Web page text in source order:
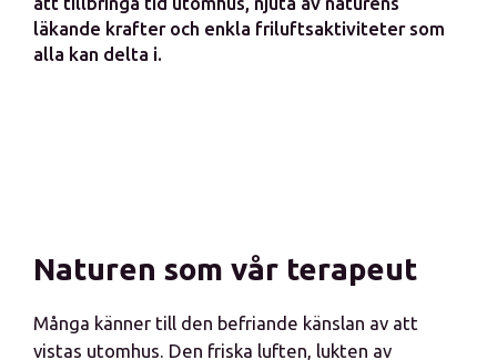
läkande krafter och enkla friluftsaktiviteter som
alla kan delta i.
Naturen som vår terapeut
Många känner till den befriande känslan av att
vistas utomhus. Den friska luften, lukten av